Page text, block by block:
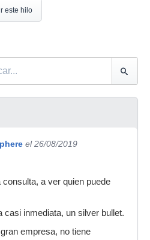
este hilo
el 26/08/2019
a ver quien puede
casi inmediata, un silver bullet.
empresa, no tiene